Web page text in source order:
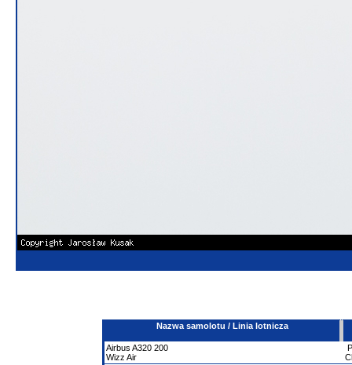
Nazwa samolotu / Linia lotnicza
Airbus A320 200
Wizz Air